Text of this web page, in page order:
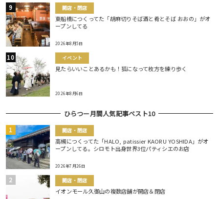
開店・閉店
東船橋につくってた「胡麻切りそば酒と肴とそば おおの」がオ
ープンしてる
2026年8月5日
イベント
見たらいいことあるかも！狐になって枚方を練り歩く
2026年8月6日
ひらつー月間人気記事ベスト10
開店・閉店
高槻につくってた「HALO, patissier KAORU YOSHIDA」がオ
ープンしてる。シロモト出身世界3位パティシエのお店
2026年7月26日
開店・閉店
イオンモール久御山の複数店舗が開店＆閉店